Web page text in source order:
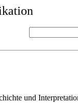
und